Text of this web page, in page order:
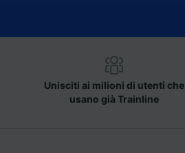
Unisciti ai milioni di utenti che
usano già Trainline